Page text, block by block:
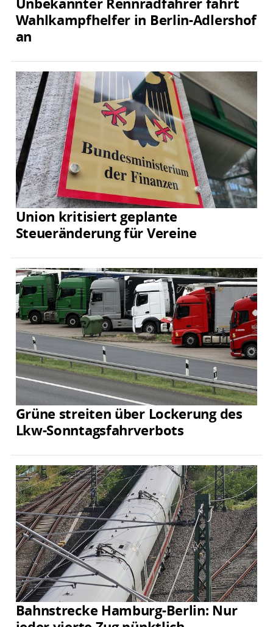
Wahlkampfhelfer in Berlin-Adlershof
an
Union kritisiert geplante
Steueränderung für Vereine
Grüne streiten über Lockerung des
Lkw-Sonntagsfahrverbots
Bahnstrecke Hamburg-Berlin: Nur